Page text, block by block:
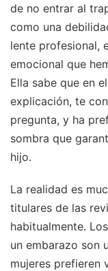
de no entrar al
como una
lente profesional,
emocional que
Ella sabe que en
explicación, te
pregunta, y ha
sombra que
hijo.
La realidad es
titulares de las
habitualmente.
un embarazo son
mujeres prefieren